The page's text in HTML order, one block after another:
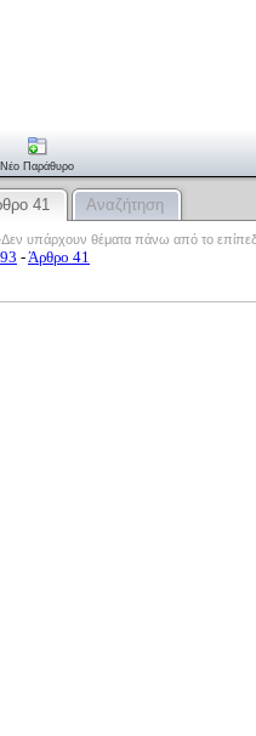
Νέο Παράθυρο
41 Αναζήτηση